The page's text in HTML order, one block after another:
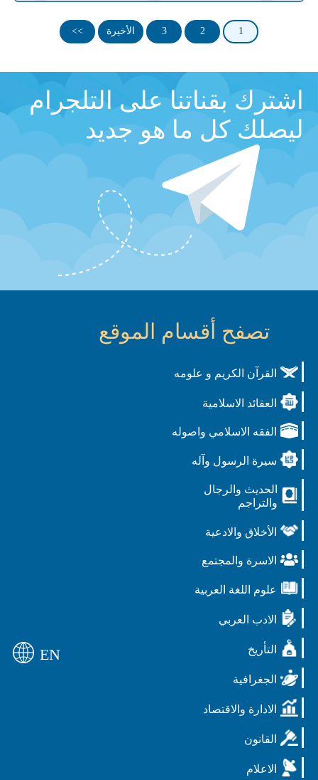
1
2
3 الأخيرة >>
اشترك بقناتنا على التلجرام
ليصلك كل ما هو جديد
تصفح أقسام الموقع
القرآن الكريم و علومه
العقائد الاسلامية
الفقه الاسلامي واصوله
سيرة الرسول وآله
الحديث والرجال
والتراجم
الأخلاق والادعية
الاسرة والمجتمع
علوم اللغة العربية
الادب العربي
التأريخ
الجغرافية
الادارة والاقتصاد
القانون
الاعلام
EN